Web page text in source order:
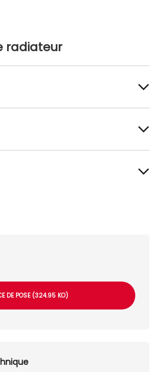
radiateur
DE POSE (324.95 KO)